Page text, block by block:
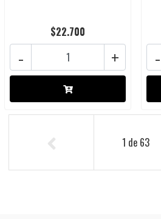
$22.700
+
- -
1 de 63